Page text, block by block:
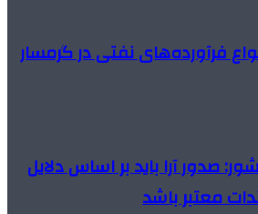
انواع فرآورده‌های نفتی در گرمسار
صدور آرا باید بر اساس دلایل
معتبر باشد